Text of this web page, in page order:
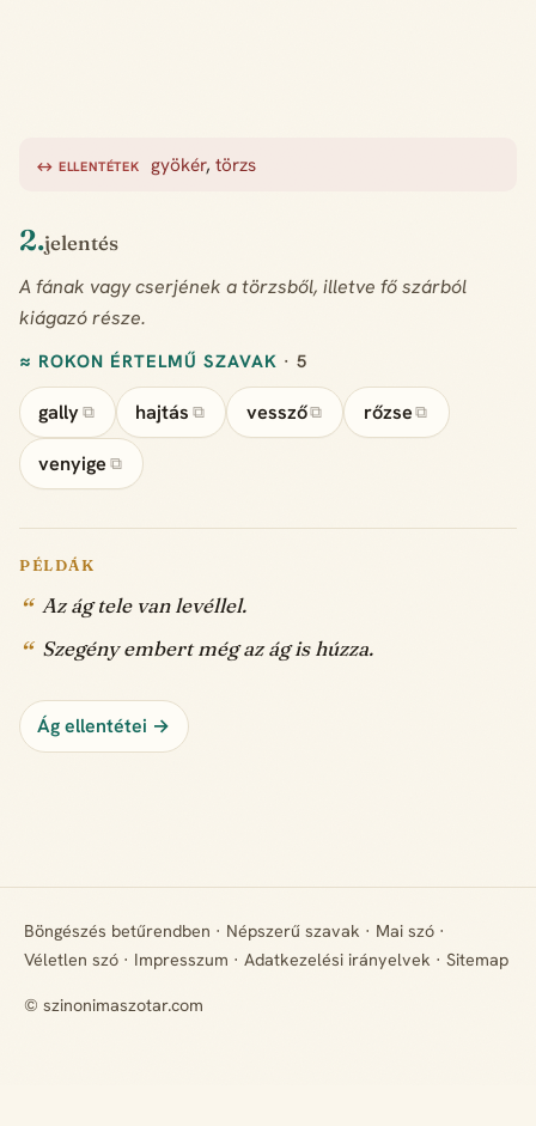
↔ ELLENTÉTEK gyökér,törzs
2.jelentés
A fának vagy cserjének a törzsből, illetve fő szárból
kiágazó része.
≈ ROKON ÉRTELMŰ SZAVAK · 5
gally ⧉ hajtás ⧉ vessző⧉ rőzse ⧉
venyige ⧉
PÉLDÁK
Az ág tele van levéllel.
Szegény embert még az ág is húzza.
Ág ellentétei →
Böngészés betűrendben · Népszerű szavak · Mai szó ·
Véletlen szó · Impresszum · Adatkezelési irányelvek · Sitemap
© szinonimaszotar.com